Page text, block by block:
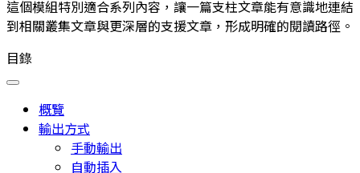
這個模組特別適合系列內容，讓一篇支柱文章能有意識地連結
到相關叢集文章與更深層的支援文章，形成明確的閱讀路徑。
目錄
概覽
輸出方式
手動輸出
自動插入